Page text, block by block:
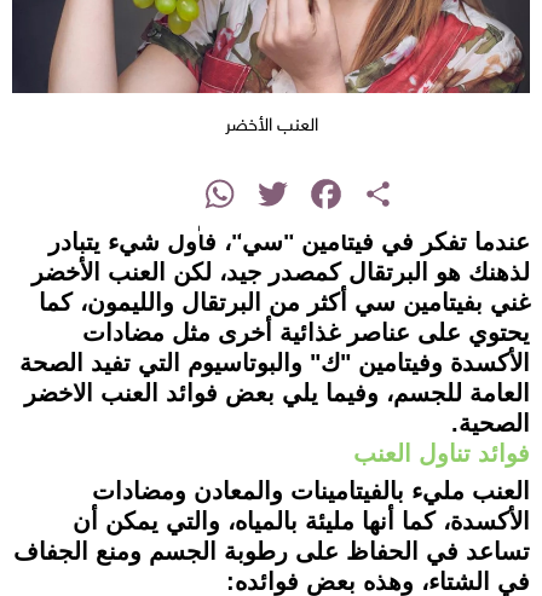
العنب الأخضر
Share
Facebook
Twitter
WhatsApp
عندما تفكر في فيتامين "سي"، فأول شيء يتبادر
لذهنك هو البرتقال كمصدر جيد، لكن العنب الأخضر
غني بفيتامين سي أكثر من البرتقال والليمون، كما
يحتوي على عناصر غذائية أخرى مثل مضادات
الأكسدة وفيتامين "ك" والبوتاسيوم التي تفيد الصحة
العامة للجسم، وفيما يلي بعض فوائد العنب الاخضر
الصحية.
فوائد تناول العنب
العنب مليء بالفيتامينات والمعادن ومضادات
الأكسدة، كما أنها مليئة بالمياه، والتي يمكن أن
تساعد في الحفاظ على رطوبة الجسم ومنع الجفاف
في الشتاء، وهذه بعض فوائده: